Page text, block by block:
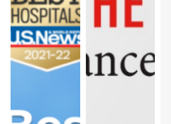
生
医
学
床